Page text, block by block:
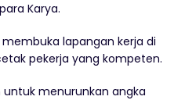
Karya.
lapangan kerja di
pekerja yang kompeten.
menurunkan angka